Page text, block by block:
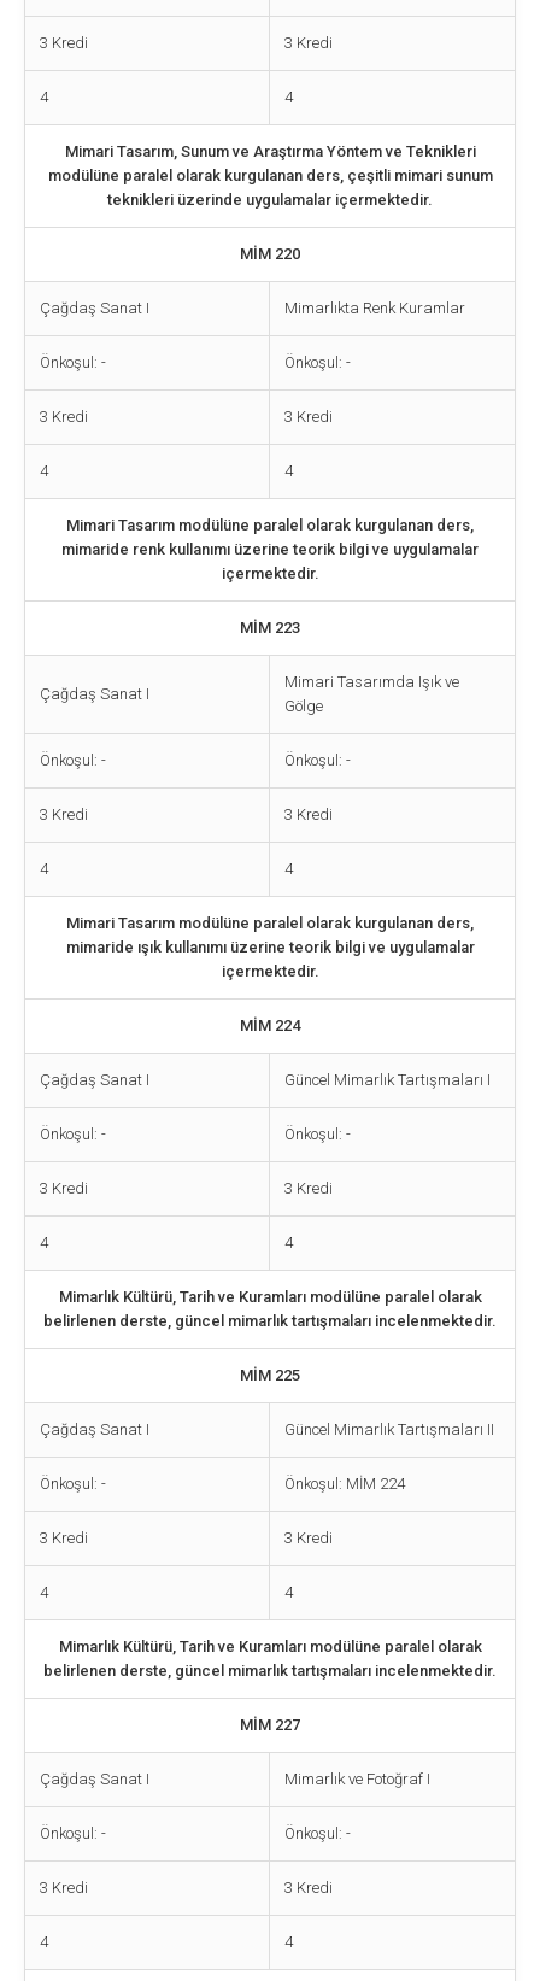
3 Kredi 3 Kredi
4 4
Mimari Tasarım, Sunum ve Araştırma Yöntem ve Teknikleri
modülüne paralel olarak kurgulanan ders, çeşitli mimari sunum
teknikleri üzerinde uygulamalar içermektedir.
MİM 220
Çağdaş Sanat I Mimarlıkta Renk Kuramlar
Önkoşul: - Önkoşul: -
3 Kredi 3 Kredi
4 4
Mimari Tasarım modülüne paralel olarak kurgulanan ders,
mimaride renk kullanımı üzerine teorik bilgi ve uygulamalar
içermektedir.
MİM 223
Çağdaş Sanat I
Mimari Tasarımda Işık ve
Gölge
Önkoşul: - Önkoşul: -
3 Kredi 3 Kredi
4 4
Mimari Tasarım modülüne paralel olarak kurgulanan ders,
mimaride ışık kullanımı üzerine teorik bilgi ve uygulamalar
içermektedir.
MİM 224
Çağdaş Sanat I Güncel Mimarlık Tartışmaları I
Önkoşul: - Önkoşul: -
3 Kredi 3 Kredi
4 4
Mimarlık Kültürü, Tarih ve Kuramları modülüne paralel olarak
belirlenen derste, güncel mimarlık tartışmaları incelenmektedir.
MİM 225
Çağdaş Sanat I Güncel Mimarlık Tartışmaları II
Önkoşul: - Önkoşul: MİM 224
3 Kredi 3 Kredi
4 4
Mimarlık Kültürü, Tarih ve Kuramları modülüne paralel olarak
belirlenen derste, güncel mimarlık tartışmaları incelenmektedir.
MİM 227
Çağdaş Sanat I Mimarlık ve Fotoğraf I
Önkoşul: - Önkoşul: -
3 Kredi 3 Kredi
4 4